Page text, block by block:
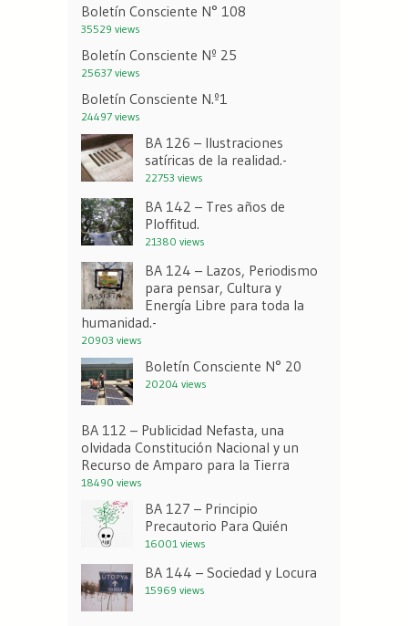
Boletín Consciente N° 108
35529 views
Boletín Consciente Nº 25
25637 views
Boletín Consciente N.º1
24497 views
BA 126 – Ilustraciones
satíricas de la realidad.-
22753 views
BA 142 – Tres años de
Ploffitud.
21380 views
BA 124 – Lazos, Periodismo
para pensar, Cultura y
Energía Libre para toda la
humanidad.-
20903 views
Boletín Consciente N° 20
20204 views
BA 112 – Publicidad Nefasta, una
olvidada Constitución Nacional y un
Recurso de Amparo para la Tierra
18490 views
BA 127 – Principio
Precautorio Para Quién
16001 views
BA 144 – Sociedad y Locura
15969 views